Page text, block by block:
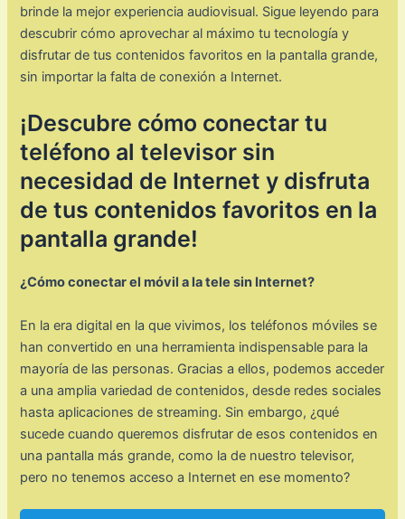
brinde la mejor experiencia audiovisual. Sigue leyendo para
descubrir cómo aprovechar al máximo tu tecnología y
disfrutar de tus contenidos favoritos en la pantalla grande,
sin importar la falta de conexión a Internet.
¡Descubre cómo conectar tu
teléfono al televisor sin
necesidad de Internet y disfruta
de tus contenidos favoritos en la
pantalla grande!
¿Cómo conectar el móvil a la tele sin Internet?
En la era digital en la que vivimos, los teléfonos móviles se
han convertido en una herramienta indispensable para la
mayoría de las personas. Gracias a ellos, podemos acceder
a una amplia variedad de contenidos, desde redes sociales
hasta aplicaciones de streaming. Sin embargo, ¿qué
sucede cuando queremos disfrutar de esos contenidos en
una pantalla más grande, como la de nuestro televisor,
pero no tenemos acceso a Internet en ese momento?